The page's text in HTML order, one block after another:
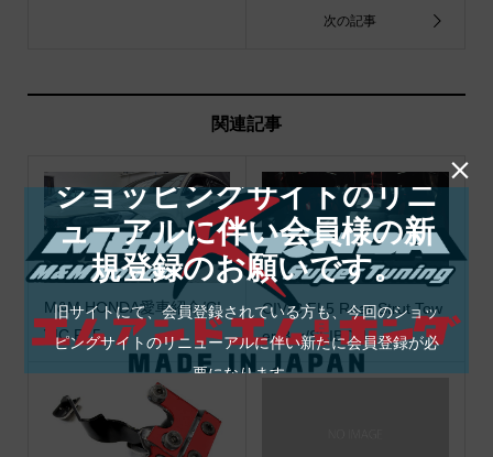
関連記事
M&M HONDA愛車紹介/CI
VIC FL5
CIVIC FL5 Rear Strut Tow
er Bar/SEIBON
ショッピングサイトのリニ
ューアルに伴い会員様の新
規登録のお願いです。
旧サイトにて、会員登録されている方も、今回のショッ
ピングサイトのリニューアルに伴い新たに会員登録が必
要になります。
